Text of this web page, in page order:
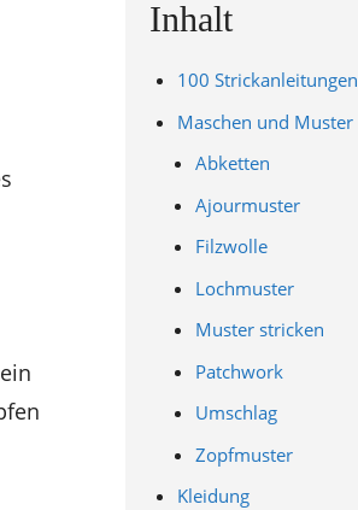
Inhalt
100 Strickanleitungen
Maschen und Muster
Abketten
Ajourmuster
Filzwolle
Lochmuster
Muster stricken
Patchwork
Umschlag
Zopfmuster
Kleidung